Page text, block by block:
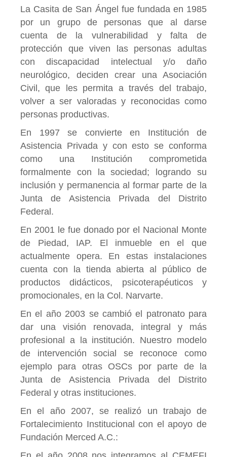
La Casita de San Ángel fue fundada en 1985
por un grupo de personas que al darse
cuenta de la vulnerabilidad y falta de
protección que viven las personas adultas
con discapacidad intelectual y/o daño
neurológico, deciden crear una Asociación
Civil, que les permita a través del trabajo,
volver a ser valoradas y reconocidas como
personas productivas.
En 1997 se convierte en Institución de
Asistencia Privada y con esto se conforma
como una Institución comprometida
formalmente con la sociedad; logrando su
inclusión y permanencia al formar parte de la
Junta de Asistencia Privada del Distrito
Federal.
En 2001 le fue donado por el Nacional Monte
de Piedad, IAP. El inmueble en el que
actualmente opera. En estas instalaciones
cuenta con la tienda abierta al público de
productos didácticos, psicoterapéuticos y
promocionales, en la Col. Narvarte.
En el año 2003 se cambió el patronato para
dar una visión renovada, integral y más
profesional a la institución. Nuestro modelo
de intervención social se reconoce como
ejemplo para otras OSCs por parte de la
Junta de Asistencia Privada del Distrito
Federal y otras instituciones.
En el año 2007, se realizó un trabajo de
Fortalecimiento Institucional con el apoyo de
Fundación Merced A.C.: